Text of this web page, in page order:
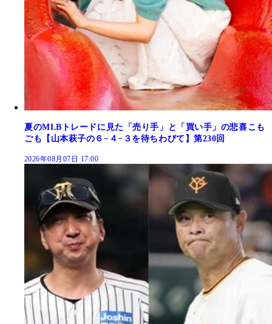
夏のMLBトレードに見た「売り手」と「買い手」の悲喜こも
ごも【山本萩子の６−４−３を待ちわびて】第230回
2026年08月07日 17:00